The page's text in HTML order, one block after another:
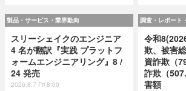
製品・サービス・業界動向
スリーシェイクのエンジニア
4 名が翻訳『実践 プラットフ
ォームエンジニアリング』8 /
24 発売
2026.8.7 Fri 8:00
調査・レポート
令和
欺、被害
資詐欺（
詐欺（
害額